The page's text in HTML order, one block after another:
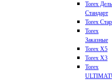
Torex
Стандарт
Torex
Torex
Заказные
Torex Х5
Torex Х3
Torex